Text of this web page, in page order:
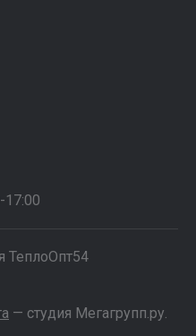
17:00
ТеплоОпт54
— студия Мегагрупп.ру.